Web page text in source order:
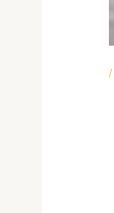
/